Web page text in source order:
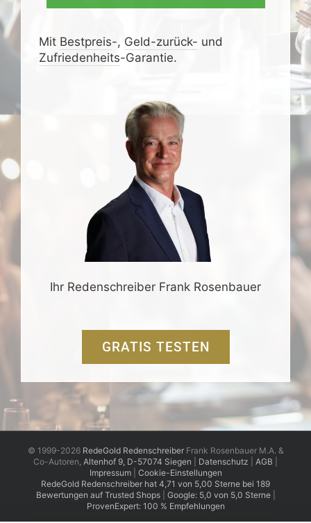
Mit Bestpreis-, Geld-zurück- und
Zufrieden­­heits-Garantie.
Ihr Redenschreiber Frank Rosenbauer
GRATIS TESTEN
© 1999-2026 RedeGold RedenschreiberFrank Rosenbauer M.A. &
Co-Autoren, Altenhof 9, D-57074 Siegen Datenschutz AGB
Impressum| Cookie-Einstellungen
RedeGold Redenschreiber hat 4,71 von 5,00 Sterne bei 189
Bewertungen auf Trusted Shops| Google: 5,0 von 5,0 Sterne|
ProvenExpert: 100 % Empfehlungen